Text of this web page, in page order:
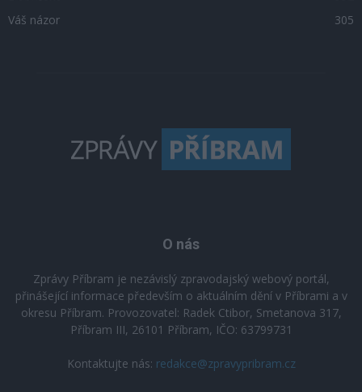
Váš názor
305
O nás
Zprávy Příbram je nezávislý zpravodajský webový portál,
přinášející informace především o aktuálním dění v Příbrami a v
okresu Příbram. Provozovatel: Radek Ctibor, Smetanova 317,
Příbram III, 26101 Příbram, IČO: 63799731
Kontaktujte nás: redakce@zpravypribram.cz